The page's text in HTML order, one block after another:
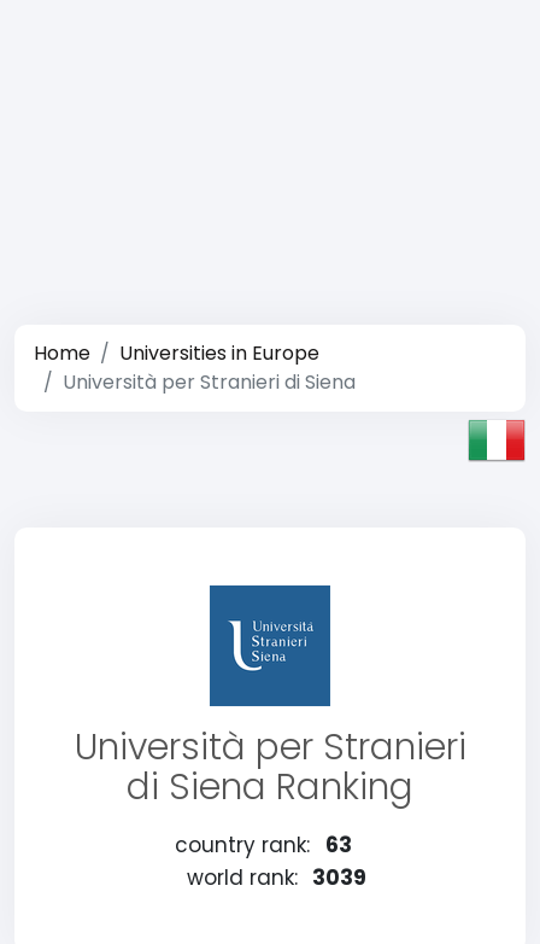
Home
Universities in Europe
Università per Stranieri di Siena
Università per Stranieri
di Siena Ranking
country rank:
63
world rank: 3039